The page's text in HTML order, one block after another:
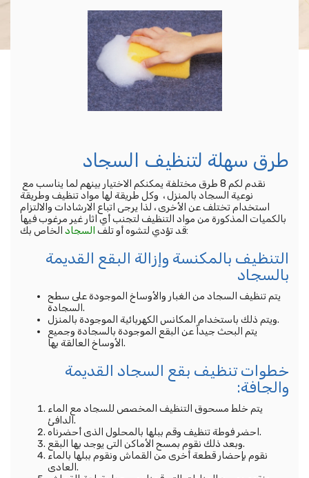
طرق سهلة لتنظيف السجاد
نوعية السجاد بالمنزل ، وكل طريقة لها مواد تنظيف وطريقة
استخدام تختلف عن الأخرى ، لذا يرجى اتباع الارشادات والالتزام
بالكميات المذكورة من مواد التنظيف لتجنب أي اثار غير مرغوب فيها
قد تؤدي لتشوه أو تلف السجاد الخاص بك:
التنظيف بالمكنسة وإزالة البقع القديمة
بالسجاد
يتم تنظيف السجاد من الغبار والأوساخ الموجودة على سطح
السجادة.
ويتم ذلك باستخدام المكانس الكهربائية الموجودة بالمنزل.
يتم البحث جيداً عن البقع الموجودة بالسجادة وجميع
الأوساخ العالقة بها.
خطوات تنظيف بقع السجاد القديمة
والجافة:
يتم خلط مسحوق التنظيف المخصص للسجاد مع الماء
الدافئ.
احضر فوطة تنظيف وقم ببلها بالمحلول الذى أحضرناه.
وبعد ذلك نقوم بمسح الأماكن التى يوجد بها البقع.
نقوم بإحضار قطعة أخرى من القماش ونقوم ببلها بالماء
العادى.